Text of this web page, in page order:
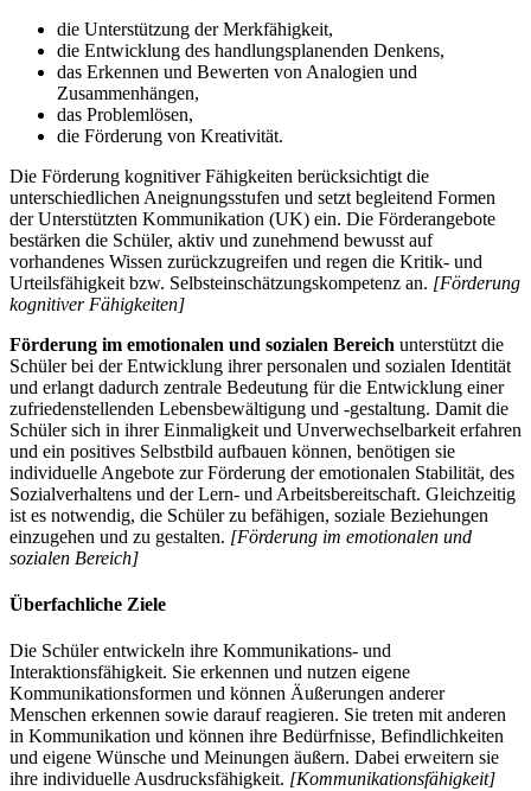
die Unterstützung der Merkfähigkeit,
die Entwicklung des handlungsplanenden Denkens,
das Erkennen und Bewerten von Analogien und
Zusammenhängen,
das Problemlösen,
die Förderung von Kreativität.
Die Förderung kognitiver Fähigkeiten berücksichtigt die
unterschiedlichen Aneignungsstufen und setzt begleitend Formen
der Unterstützten Kommunikation (UK) ein. Die Förderangebote
bestärken die Schüler, aktiv und zunehmend bewusst auf
vorhandenes Wissen zurückzugreifen und regen die Kritik- und
Urteilsfähigkeit bzw. Selbsteinschätzungskompetenz an. [Förderung
kognitiver Fähigkeiten]
Förderung im emotionalen und sozialen Bereich unterstützt die
Schüler bei der Entwicklung ihrer personalen und sozialen Identität
und erlangt dadurch zentrale Bedeutung für die Entwicklung einer
zufriedenstellenden Lebensbewältigung und -gestaltung. Damit die
Schüler sich in ihrer Einmaligkeit und Unverwechselbarkeit erfahren
und ein positives Selbstbild aufbauen können, benötigen sie
individuelle Angebote zur Förderung der emotionalen Stabilität, des
Sozialverhaltens und der Lern- und Arbeitsbereitschaft. Gleichzeitig
ist es notwendig, die Schüler zu befähigen, soziale Beziehungen
einzugehen und zu gestalten. [Förderung im emotionalen und
sozialen Bereich]
Überfachliche Ziele
Die Schüler entwickeln ihre Kommunikations- und
Interaktionsfähigkeit. Sie erkennen und nutzen eigene
Kommunikationsformen und können Äußerungen anderer
Menschen erkennen sowie darauf reagieren. Sie treten mit anderen
in Kommunikation und können ihre Bedürfnisse, Befindlichkeiten
und eigene Wünsche und Meinungen äußern. Dabei erweitern sie
ihre individuelle Ausdrucksfähigkeit. [Kommunikationsfähigkeit]